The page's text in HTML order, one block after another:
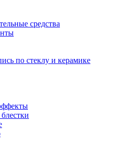
средства
по стеклу и керамике